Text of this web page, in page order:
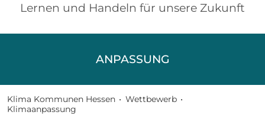
Lernen und Handeln für unsere Zukunft
ANPASSUNG
Klima Kommunen Hessen • Wettbewerb •
Klimaanpassung